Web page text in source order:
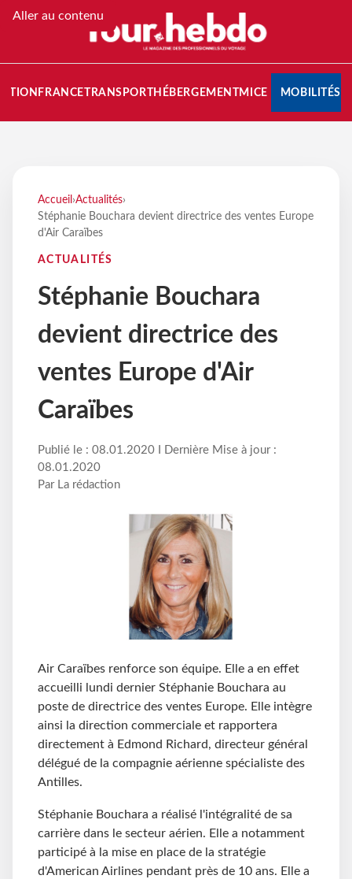
Aller au contenu
FRANCETRANSPORT HÉBERGEMENTMICE MOBILITÉS
Accueil ›Actualités›
Stéphanie Bouchara devient directrice des ventes Europe
d'Air Caraïbes
ACTUALITÉS
Stéphanie Bouchara
devient directrice des
ventes Europe d'Air
Caraïbes
Publié le : 08.01.2020 I Dernière Mise à jour :
08.01.2020
Par La rédaction
Air Caraïbes renforce son équipe. Elle a en effet
accueilli lundi dernier Stéphanie Bouchara au
poste de directrice des ventes Europe. Elle intègre
ainsi la direction commerciale et rapportera
directement à Edmond Richard, directeur général
délégué de la compagnie aérienne spécialiste des
Antilles.
Stéphanie Bouchara a réalisé l'intégralité de sa
carrière dans le secteur aérien. Elle a notamment
participé à la mise en place de la stratégie
d'American Airlines pendant près de 10 ans. Elle a